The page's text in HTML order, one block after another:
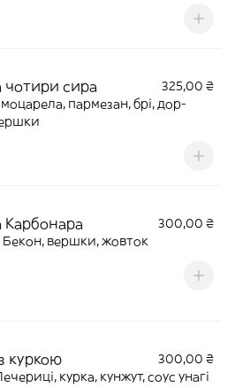
чотири сира
325,00 ₴
Карбонара
300,00 ₴
г / Бекон, вершки, жовток
куркою
300,00 ₴
/ Печериці, курка, кунжут, соус унагі